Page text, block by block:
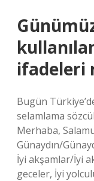
ifadeleri
Bugün
selamlama
Merhaba,
Günaydın/
İyi akşamlar/İyi
geceler, İyi